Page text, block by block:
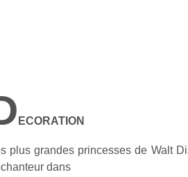
ECORATION
plus grandes princesses de Walt
dans